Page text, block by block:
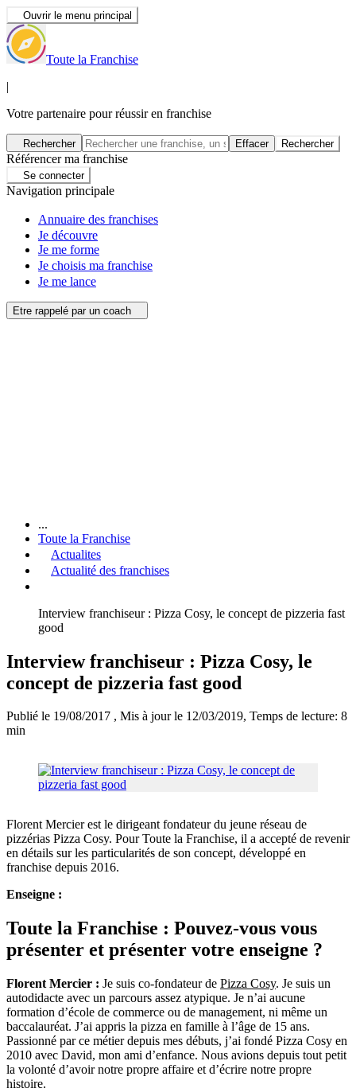
Ouvrir le menu principal
Toute la Franchise
|
Votre partenaire pour réussir en franchise
Rechercher Effacer Rechercher
Référencer ma franchise
Se connecter
Navigation principale
Annuaire des franchises
Je découvre
Je me forme
Je choisis ma franchise
Je me lance
Etre rappelé par un coach
...
Toute la Franchise
Actualites
Actualité des franchises
Interview franchiseur : Pizza Cosy, le concept de pizzeria fast
good
Interview franchiseur : Pizza Cosy, le
concept de pizzeria fast good
Publié le 19/08/2017 , Mis à jour le 12/03/2019, Temps de lecture: 8
min
Florent Mercier est le dirigeant fondateur du jeune réseau de
pizzérias Pizza Cosy. Pour Toute la Franchise, il a accepté de revenir
en détails sur les particularités de son concept, développé en
franchise depuis 2016.
Enseigne :
Toute la Franchise : Pouvez-vous vous
présenter et présenter votre enseigne ?
Florent Mercier : Je suis co-fondateur de Pizza Cosy. Je suis un
autodidacte avec un parcours assez atypique. Je n’ai aucune
formation d’école de commerce ou de management, ni même un
baccalauréat. J’ai appris la pizza en famille à l’âge de 15 ans.
Passionné par ce métier depuis mes débuts, j’ai fondé Pizza Cosy en
2010 avec David, mon ami d’enfance. Nous avions depuis tout petit
la volonté d’avoir notre propre affaire et d’écrire notre propre
histoire.